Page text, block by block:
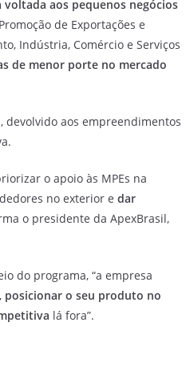
voltada aos pequenos negócios
de Exportações e
Indústria, Comércio e Serviços
de menor porte no mercado
, devolvido aos empreendimentos
o apoio às MPEs na
no exterior e dar
o presidente da ApexBrasil,
do programa, “a empresa
posicionar o seu produto no
lá fora”.